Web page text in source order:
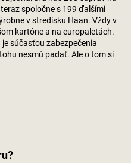
spoločne s 199 ďalšími
v stredisku Haan. Vždy v
kartóne a na europaletách.
súčasťou zabezpečenia
nesmú padať. Ale o tom si